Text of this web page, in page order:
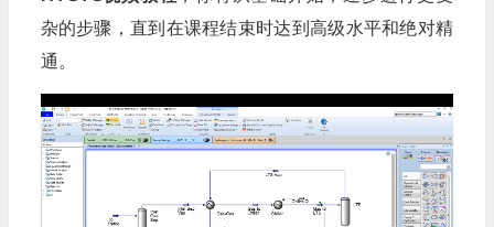
杂的步骤，直到在课程结束时达到高级水平和绝对精
通。